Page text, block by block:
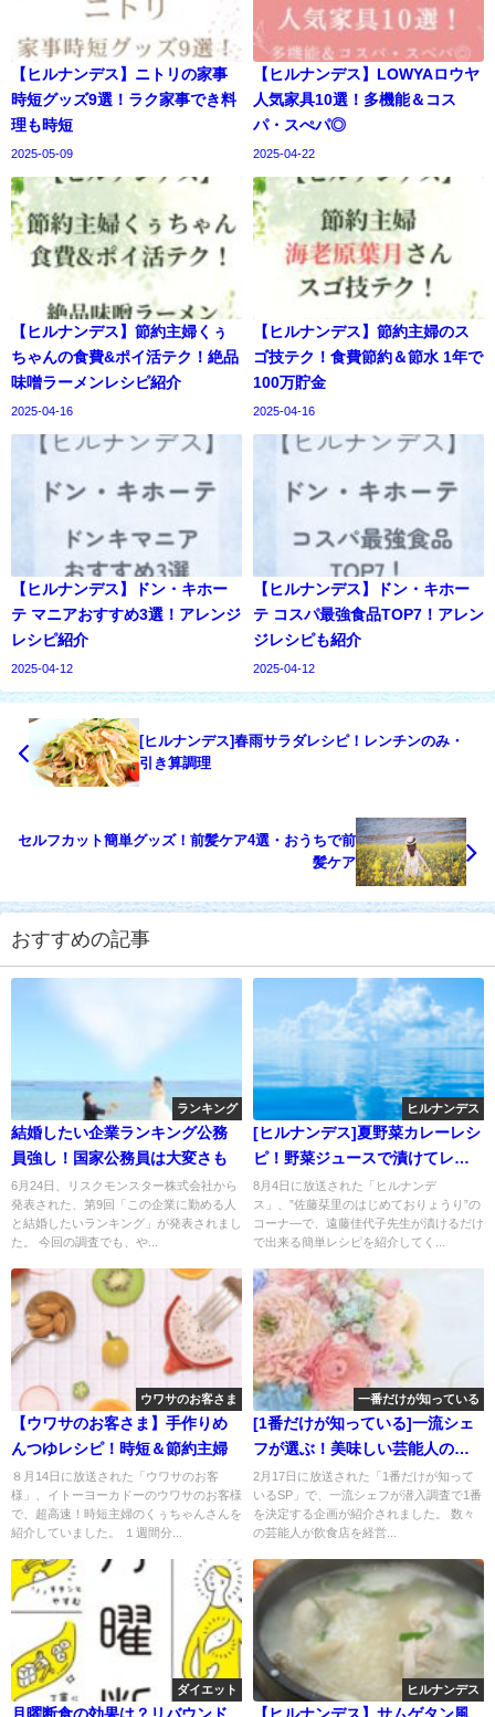
【ヒルナンデス】ニトリの家事
時短グッズ9選！ラク家事でき料
理も時短
2025-05-09
【ヒルナンデス】LOWYAロウヤ
人気家具10選！多機能＆コス
パ・スぺパ◎
2025-04-22
【ヒルナンデス】節約主婦くぅ
ちゃんの食費&ポイ活テク！絶品
味噌ラーメンレシピ紹介
2025-04-16
【ヒルナンデス】節約主婦のス
ゴ技テク！食費節約＆節水 1年で
100万貯金
2025-04-16
【ヒルナンデス】ドン・キホー
テ マニアおすすめ3選！アレンジ
レシピ紹介
2025-04-12
【ヒルナンデス】ドン・キホー
テ コスパ最強食品TOP7！アレン
ジレシピも紹介
2025-04-12
[ヒルナンデス]春雨サラダレシピ！レンチンのみ・
引き算調理
セルフカット簡単グッズ！前髪ケア4選・おうちで前
髪ケア
おすすめの記事
ランキング
結婚したい企業ランキング公務
員強し！国家公務員は大変さも
6月24日、リスクモンスター株式会社から
発表された、第9回「この企業に勤める人
と結婚したいランキング」が発表されまし
た。 今回の調査でも、や...
ヒルナンデス
[ヒルナンデス]夏野菜カレーレシ
ピ！野菜ジュースで漬けてレン
チン
8月4日に放送された「ヒルナンデ
ス」、”佐藤栞里のはじめておりょうり”の
コーナ―で、遠藤佳代子先生が漬けるだけ
で出来る簡単レシピを紹介してく...
ウワサのお客さま
【ウワサのお客さま】手作りめ
んつゆレシピ！時短＆節約主婦
８月14日に放送された「ウワサのお客
様」、イトーヨーカドーのウワサのお客様
で、超高速！時短主婦のくぅちゃんさんを
紹介していました。 １週間分...
一番だけが知っている
[1番だけが知っている]一流シェ
フが選ぶ！美味しい芸能人の店
TOP5
2月17日に放送された「1番だけが知って
いるSP」で、一流シェフが潜入調査で1番
を決定する企画が紹介されました。 数々
の芸能人が飲食店を経営...
ダイエット
月曜断食の効果は？リバウンド
ヒルナンデス
【ヒルナンデス】サムゲタン風